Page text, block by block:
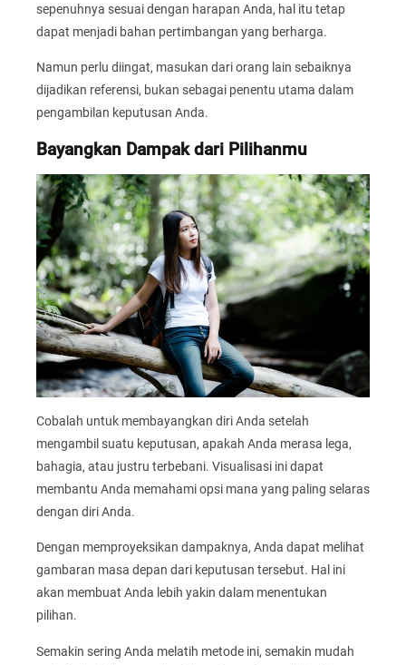
sepenuhnya sesuai dengan harapan Anda, hal itu tetap
dapat menjadi bahan pertimbangan yang berharga.
Namun perlu diingat, masukan dari orang lain sebaiknya
dijadikan referensi, bukan sebagai penentu utama dalam
pengambilan keputusan Anda.
Bayangkan Dampak dari Pilihanmu
Cobalah untuk membayangkan diri Anda setelah
mengambil suatu keputusan, apakah Anda merasa lega,
bahagia, atau justru terbebani. Visualisasi ini dapat
membantu Anda memahami opsi mana yang paling selaras
dengan diri Anda.
Dengan memproyeksikan dampaknya, Anda dapat melihat
gambaran masa depan dari keputusan tersebut. Hal ini
akan membuat Anda lebih yakin dalam menentukan
pilihan.
Semakin sering Anda melatih metode ini, semakin mudah